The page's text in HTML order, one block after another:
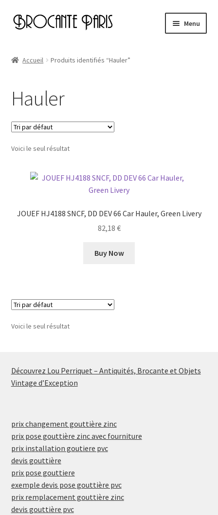
Aller
navigation
Aller
au
Menu
Checkout
My account
Page d’exemple
Accueil Produits identifiés “Hauler”
Hauler
Voici le seul résultat
JOUEF HJ4188 SNCF, DD DEV 66 Car Hauler, Green Livery
82,18 €
Buy Now
Voici le seul résultat
Découvrez Lou Perriquet – Antiquités, Brocante et Objets
Vintage d’Exception
prix changement gouttière zinc
prix pose gouttière zinc avec fourniture
prix installation goutiere pvc
devis gouttière
prix pose gouttiere
exemple devis pose gouttière pvc
prix remplacement gouttière zinc
devis gouttière pvc